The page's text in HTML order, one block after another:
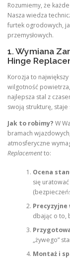
Rozumiemy, że
Nasza wiedza
furtek ogrodowych,
przemysłowych.
1. Wymiana
Hinge
Korozja to
wilgotność
najlepsza stal z
swoją strukturę,
Jak to robimy? W
bramach
atmosferyczne
Replacementto:
Ocena
się
Precyzyjne
dbając o to,
„żywego”
Montaż i